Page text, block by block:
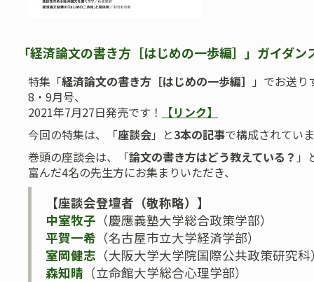
「経済論文の書き方［はじめの一歩編］」ガイダ
特集「経済論文の書き方［はじめの一歩編］
」でお送
8・9月号、
2021年7月27日発売です！
【リンク】
今回の特集は、「座談会」と3本の記事で構成されてい
巻頭の座談会は、「論文の書き方はどう教えている？ 」
富んだ4名の先生方にお集まりいただき、
【座談会登壇者（敬称略）】
中室牧子 （慶應義塾大学総合政策学部）
平賀一希 （名古屋市立大学経済学部）
室岡健志 （大阪大学大学院国際公共政策研究
森知晴 （立命館大学総合心理学部）